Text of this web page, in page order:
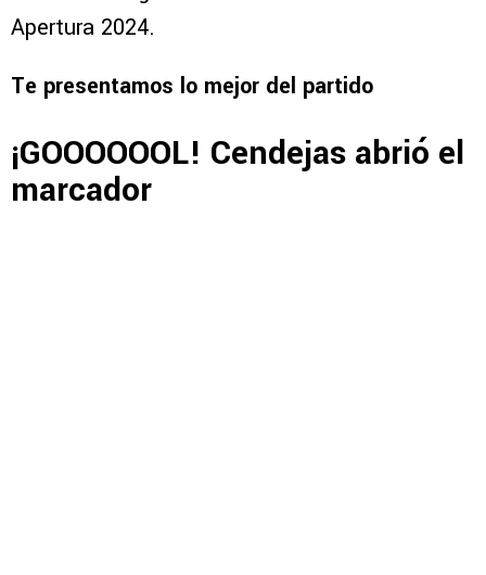
Apertura 2024.
Te presentamos lo mejor del partido
¡GOOOOOOL! Cendejas abrió el
marcador